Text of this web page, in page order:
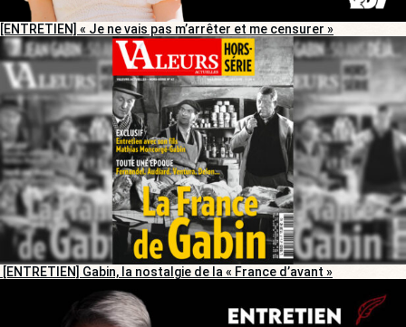
[ENTRETIEN] « Je ne vais pas m’arrêter et me censurer »
[ENTRETIEN] Gabin, la nostalgie de la « France d’avant »